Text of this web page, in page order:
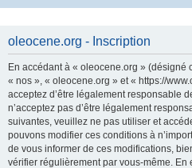
oleocene.org - Inscription
En accédant à « oleocene.org » (désigné
« nos », « oleocene.org » et « https://
acceptez d’être légalement responsable
n’acceptez pas d’être légalement
suivantes, veuillez ne pas utiliser et
pouvons modifier ces conditions à
de vous informer de ces modifications,
vérifier régulièrement par vous-même. En